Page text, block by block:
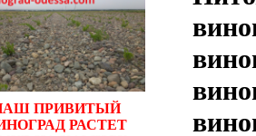
ПРИВИТЫЙ
РАСТЕТ